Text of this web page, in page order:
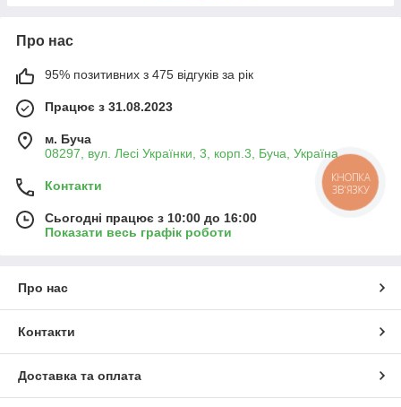
Про нас
95% позитивних з 475 відгуків за рік
Працює з 31.08.2023
м. Буча
08297, вул. Лесі Українки, 3, корп.3, Буча, Україна
Контакти
Сьогодні працює з 10:00 до 16:00
Показати весь графік роботи
Про нас
Контакти
Доставка та оплата
КНОПКА
ЗВ'ЯЗКУ